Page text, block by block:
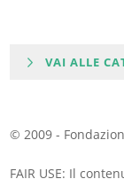
VAI ALLE
© 2009 -
FAIR USE: Il